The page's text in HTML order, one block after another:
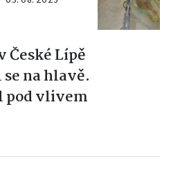
České Lípě
na hlavě.
pod vlivem